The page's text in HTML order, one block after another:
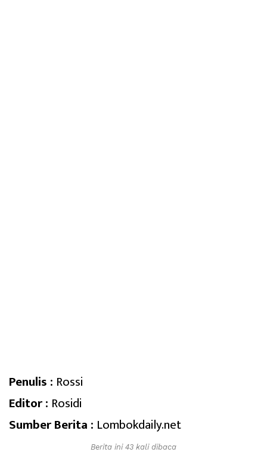
Penulis : Rossi
Editor : Rosidi
Sumber Berita : Lombokdaily.net
Berita ini 43 kali dibaca